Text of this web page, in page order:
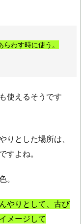
わす時に使う。
使えるそうです
りとした場所は、
すよね。
。
やりとして、古び
メージして